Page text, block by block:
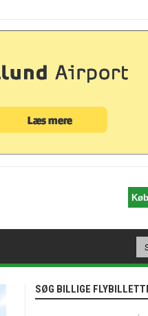
SØG BILLIGE